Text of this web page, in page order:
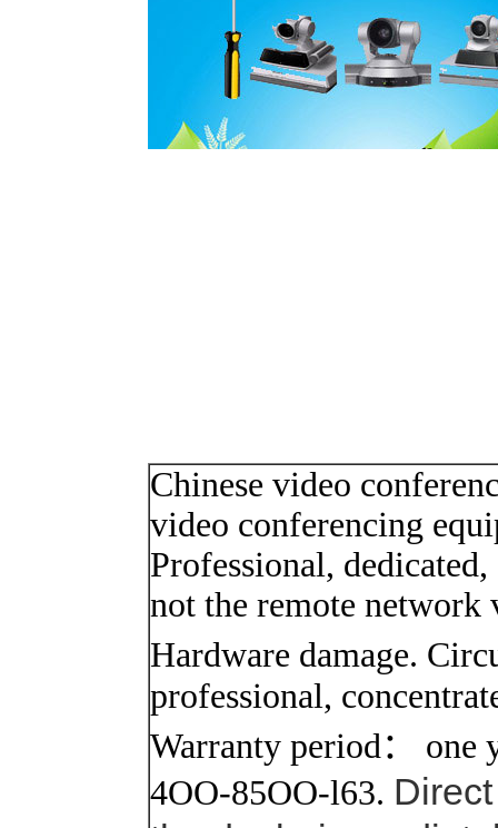
Chinese video
video conferencing
Professional,
not the remote network
Hardware damage.
professional,
Warranty period： one
4OO-85OO-l63.